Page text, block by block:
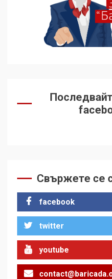
Свържете се
facebook
twitter
youtube